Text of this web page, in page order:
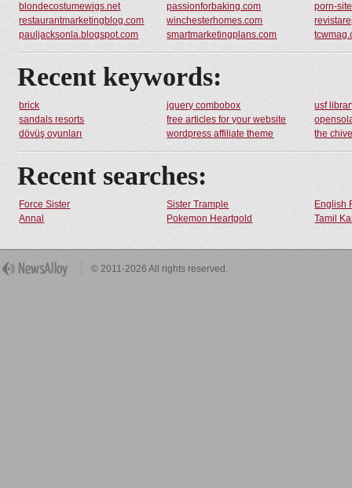
blondecostumewigs.net passionforbaking.com
porn-
restaurantmarketingblog.com
winchesterhomes.com
pauljacksonla.blogspot.com
smartmarketingplans.com
Recent keywords:
brick jquery combobox
usf
sandals resorts
free articles for your website
dövüş oyunları
wordpress affiliate theme the
Recent searches:
Force Sister Sister Trample
English
Annal
Pokemon Heartgold Tamil
© 2011-2026 All rights reserved.